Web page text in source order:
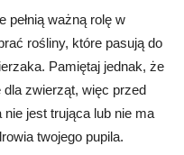
pełnią ważną rolę w
rośliny, które pasują do
Pamiętaj jednak, że
zwierząt, więc przed
jest trująca lub nie ma
twojego pupila.